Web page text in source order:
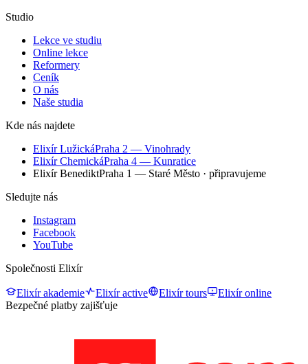
Studio
Lekce ve studiu
Online lekce
Reformery
Ceník
O nás
Naše studia
Kde nás najdete
Elixír LužickáPraha 2 — Vinohrady
Elixír ChemickáPraha 4 — Kunratice
Elixír BenediktPraha 1 — Staré Město · připravujeme
Sledujte nás
Instagram
Facebook
YouTube
Společnosti Elixír
Elixír akademie Elixír active Elixír tours
Elixír online
Bezpečné platby zajišťuje